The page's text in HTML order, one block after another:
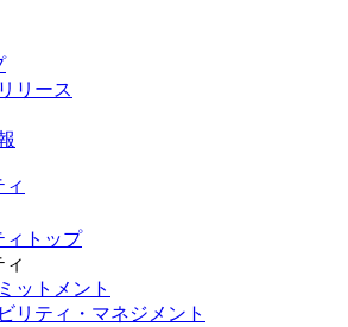
リース
ィトップ
ットメント
リティ・マネジメント